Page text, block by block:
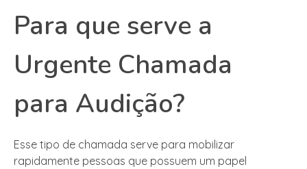
Para que serve a
Urgente Chamada
para Audição?
Esse tipo de chamada serve para mobilizar
rapidamente pessoas que possuem um papel